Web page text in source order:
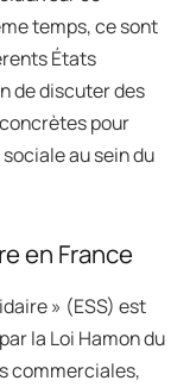
temps, ce sont
États
de discuter des
pour
au sein du
en France
» (ESS) est
la Loi Hamon du
commerciales,